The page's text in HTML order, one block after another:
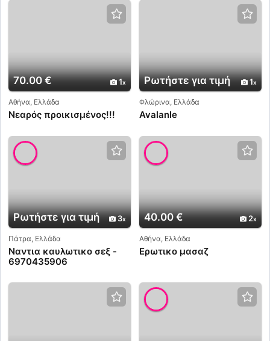
70.00 € 1
Αθήνα, Ελλάδα
Νεαρός προικισμένος!!!
Ρωτήστε για τιμή 1
Φλώρινα, Ελλάδα
Avalanle
Ρωτήστε για τιμή 3
Πάτρα, Ελλάδα
Ναντια καυλωτικο σεξ -
6970435906
40.00 € 2
Αθήνα, Ελλάδα
Ερωτικο μασαζ